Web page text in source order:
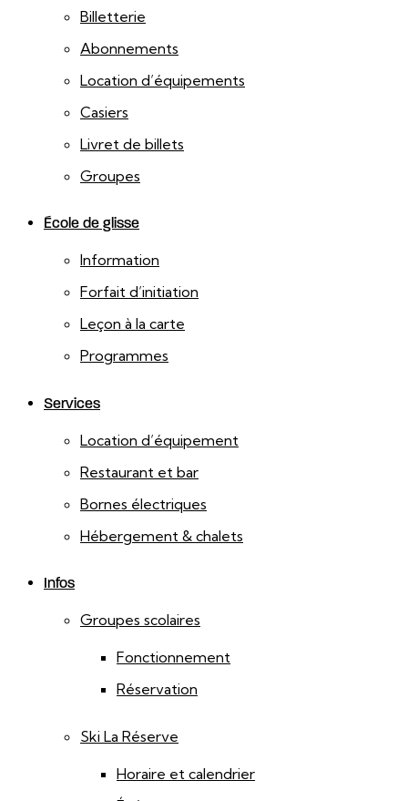
Billetterie
Abonnements
Location d’équipements
Casiers
Livret de billets
Groupes
École de glisse
Information
Forfait d’initiation
Leçon à la carte
Programmes
Services
Location d’équipement
Restaurant et bar
Bornes électriques
Hébergement & chalets
Infos
Groupes scolaires
Fonctionnement
Réservation
Ski La Réserve
Horaire et calendrier